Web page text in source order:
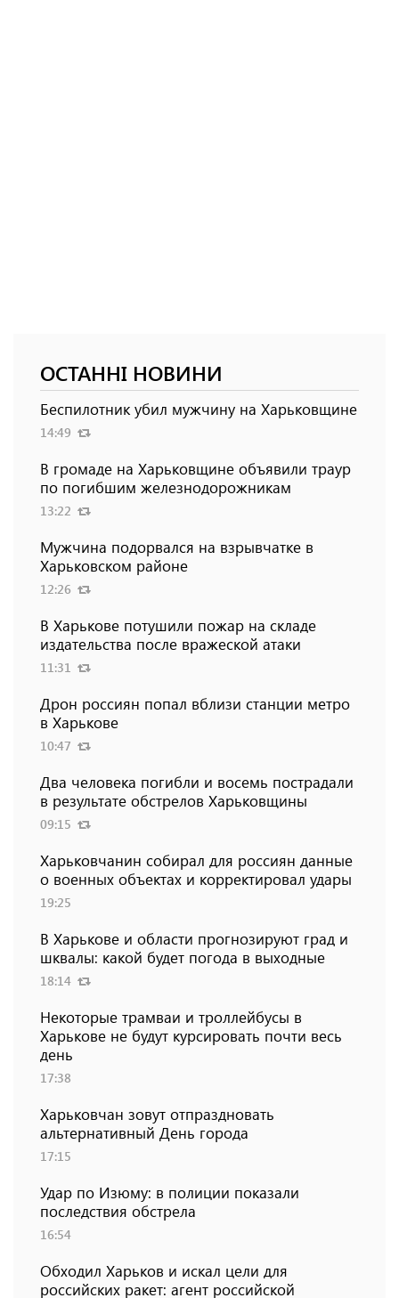
ОСТАННІ НОВИНИ
Беспилотник убил мужчину на Харьковщине
14:49
В громаде на Харьковщине объявили траур
по погибшим железнодорожникам
13:22
Мужчина подорвался на взрывчатке в
Харьковском районе
12:26
В Харькове потушили пожар на складе
издательства после вражеской атаки
11:31
Дрон россиян попал вблизи станции метро
в Харькове
10:47
Два человека погибли и восемь пострадали
в результате обстрелов Харьковщины
09:15
Харьковчанин собирал для россиян данные
о военных объектах и ​​корректировал удары
19:25
В Харькове и области прогнозируют град и
шквалы: какой будет погода в выходные
18:14
Некоторые трамваи и троллейбусы в
Харькове не будут курсировать почти весь
день
17:38
Харьковчан зовут отпраздновать
альтернативный День города
17:15
Удар по Изюму: в полиции показали
последствия обстрела
16:54
Обходил Харьков и искал цели для
российских ракет: агент российской